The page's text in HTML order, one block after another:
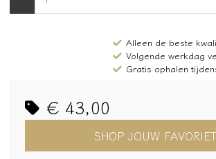
Alleen de beste
Volgende werkdag
Gratis ophalen
€ 43,00
SHOP JOUW FAVORIET